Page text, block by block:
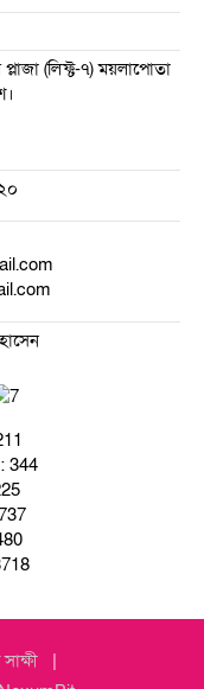
(লিফ্ট-৭) ময়লাপোতা
344